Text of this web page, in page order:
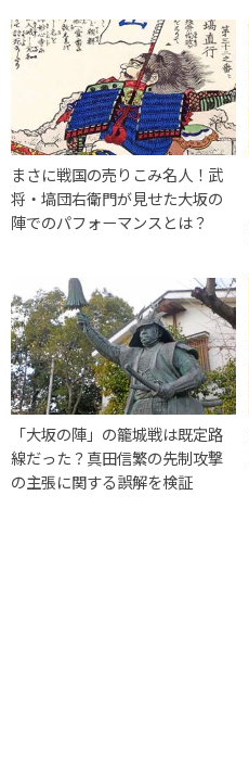
まさに戦国の売りこみ名人！武
将・塙団右衛門が見せた大坂の
陣でのパフォーマンスとは？
「大坂の陣」の籠城戦は既定路
線だった？真田信繁の先制攻撃
の主張に関する誤解を検証